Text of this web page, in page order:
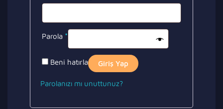
Parola *
Beni hatırla Giriş Yap
Parolanızı mı unuttunuz?